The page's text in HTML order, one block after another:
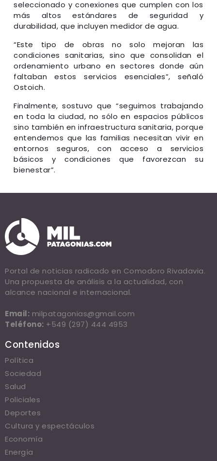
seleccionado y conexiones que cumplen con los
más altos estándares de seguridad y
durabilidad, que incluyen medidor de agua.
“Este tipo de obras no solo mejoran las
condiciones sanitarias, sino que consolidan el
ordenamiento urbano en sectores donde aún
faltaban estos servicios esenciales”, señaló
Ostoich.
Finalmente, sostuvo que “seguimos trabajando
en toda la ciudad, no sólo en espacios públicos
sino también en infraestructura sanitaria, porque
entendemos que las familias necesitan vivir en
entornos seguros, con acceso a servicios
básicos y condiciones que favorezcan su
bienestar”.
Portal de noticias radicado en Comodoro Rivadavia.
Una propuesta de análisis a la actualidad, con
alcance nacional e internacional.
Email: milpatagonias@gmail.com
Teléfono: +549 (297) 444 4953
Contenidos
Política
Sociedad
Salud
Policiales
Deportes
Cultura y espectáculos
Economía
Energía